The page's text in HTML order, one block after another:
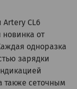
CL6
новинка от
одноразка
зарядки
также сеточным